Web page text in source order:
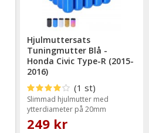
Hjulmuttersats
Tuningmutter Blå -
Honda Civic Type-R (2015-
2016)
(1 st)
Slimmad hjulmutter med
ytterdiameter på 20mm
249 kr